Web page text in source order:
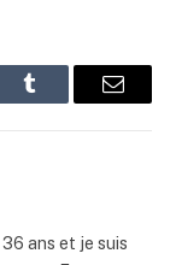
Tumblr
E-
36 ans et je suis